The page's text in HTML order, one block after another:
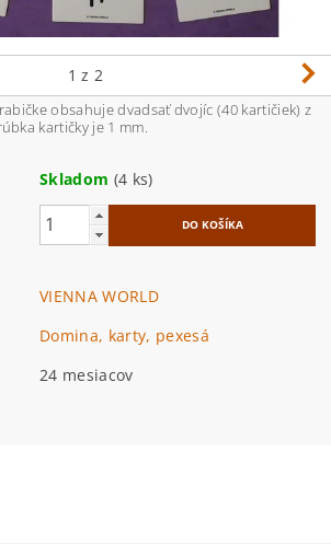
1 z 2
obsahuje dvadsať dvojíc (40 kartičiek) z
kartičky je 1 mm.
Skladom (4 ks)
VIENNA WORLD
Domina, karty, pexesá
24 mesiacov